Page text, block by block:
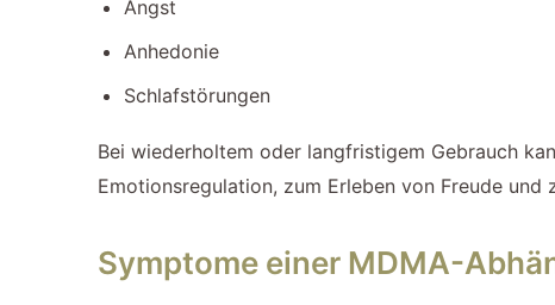
Angst
Anhedonie
Schlafstörungen
Bei wiederholtem oder langfristigem Gebrauch
Emotionsregulation, zum Erleben von Freude und
Symptome einer MDMA-